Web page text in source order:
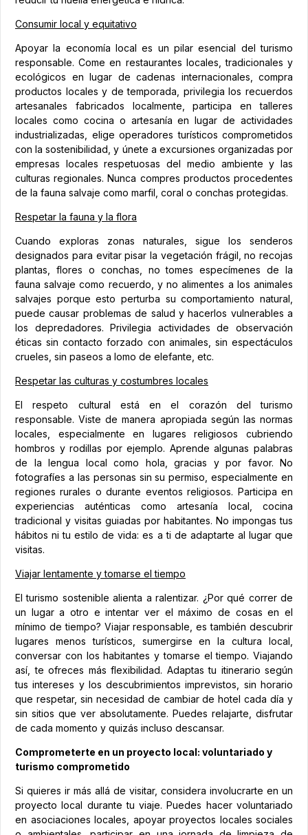
Consumir local y equitativo
Apoyar la economía local es un pilar esencial del turismo
responsable. Come en restaurantes locales, tradicionales y
ecológicos en lugar de cadenas internacionales, compra
productos locales y de temporada, privilegia los recuerdos
artesanales fabricados localmente, participa en talleres
locales como cocina o artesanía en lugar de actividades
industrializadas, elige operadores turísticos comprometidos
con la sostenibilidad, y únete a excursiones organizadas por
empresas locales respetuosas del medio ambiente y las
culturas regionales. Nunca compres productos procedentes
de la fauna salvaje como marfil, coral o conchas protegidas.
Respetar la fauna y la flora
Cuando exploras zonas naturales, sigue los senderos
designados para evitar pisar la vegetación frágil, no recojas
plantas, flores o conchas, no tomes especímenes de la
fauna salvaje como recuerdo, y no alimentes a los animales
salvajes porque esto perturba su comportamiento natural,
puede causar problemas de salud y hacerlos vulnerables a
los depredadores. Privilegia actividades de observación
éticas sin contacto forzado con animales, sin espectáculos
crueles, sin paseos a lomo de elefante, etc.
Respetar las culturas y costumbres locales
El respeto cultural está en el corazón del turismo
responsable. Viste de manera apropiada según las normas
locales, especialmente en lugares religiosos cubriendo
hombros y rodillas por ejemplo. Aprende algunas palabras
de la lengua local como hola, gracias y por favor. No
fotografíes a las personas sin su permiso, especialmente en
regiones rurales o durante eventos religiosos. Participa en
experiencias auténticas como artesanía local, cocina
tradicional y visitas guiadas por habitantes. No impongas tus
hábitos ni tu estilo de vida: es a ti de adaptarte al lugar que
visitas.
Viajar lentamente y tomarse el tiempo
El turismo sostenible alienta a ralentizar. ¿Por qué correr de
un lugar a otro e intentar ver el máximo de cosas en el
mínimo de tiempo? Viajar responsable, es también descubrir
lugares menos turísticos, sumergirse en la cultura local,
conversar con los habitantes y tomarse el tiempo. Viajando
así, te ofreces más flexibilidad. Adaptas tu itinerario según
tus intereses y los descubrimientos imprevistos, sin horario
que respetar, sin necesidad de cambiar de hotel cada día y
sin sitios que ver absolutamente. Puedes relajarte, disfrutar
de cada momento y quizás incluso descansar.
Comprometerte en un proyecto local: voluntariado y
turismo comprometido
Si quieres ir más allá de visitar, considera involucrarte en un
proyecto local durante tu viaje. Puedes hacer voluntariado
en asociaciones locales, apoyar proyectos locales sociales